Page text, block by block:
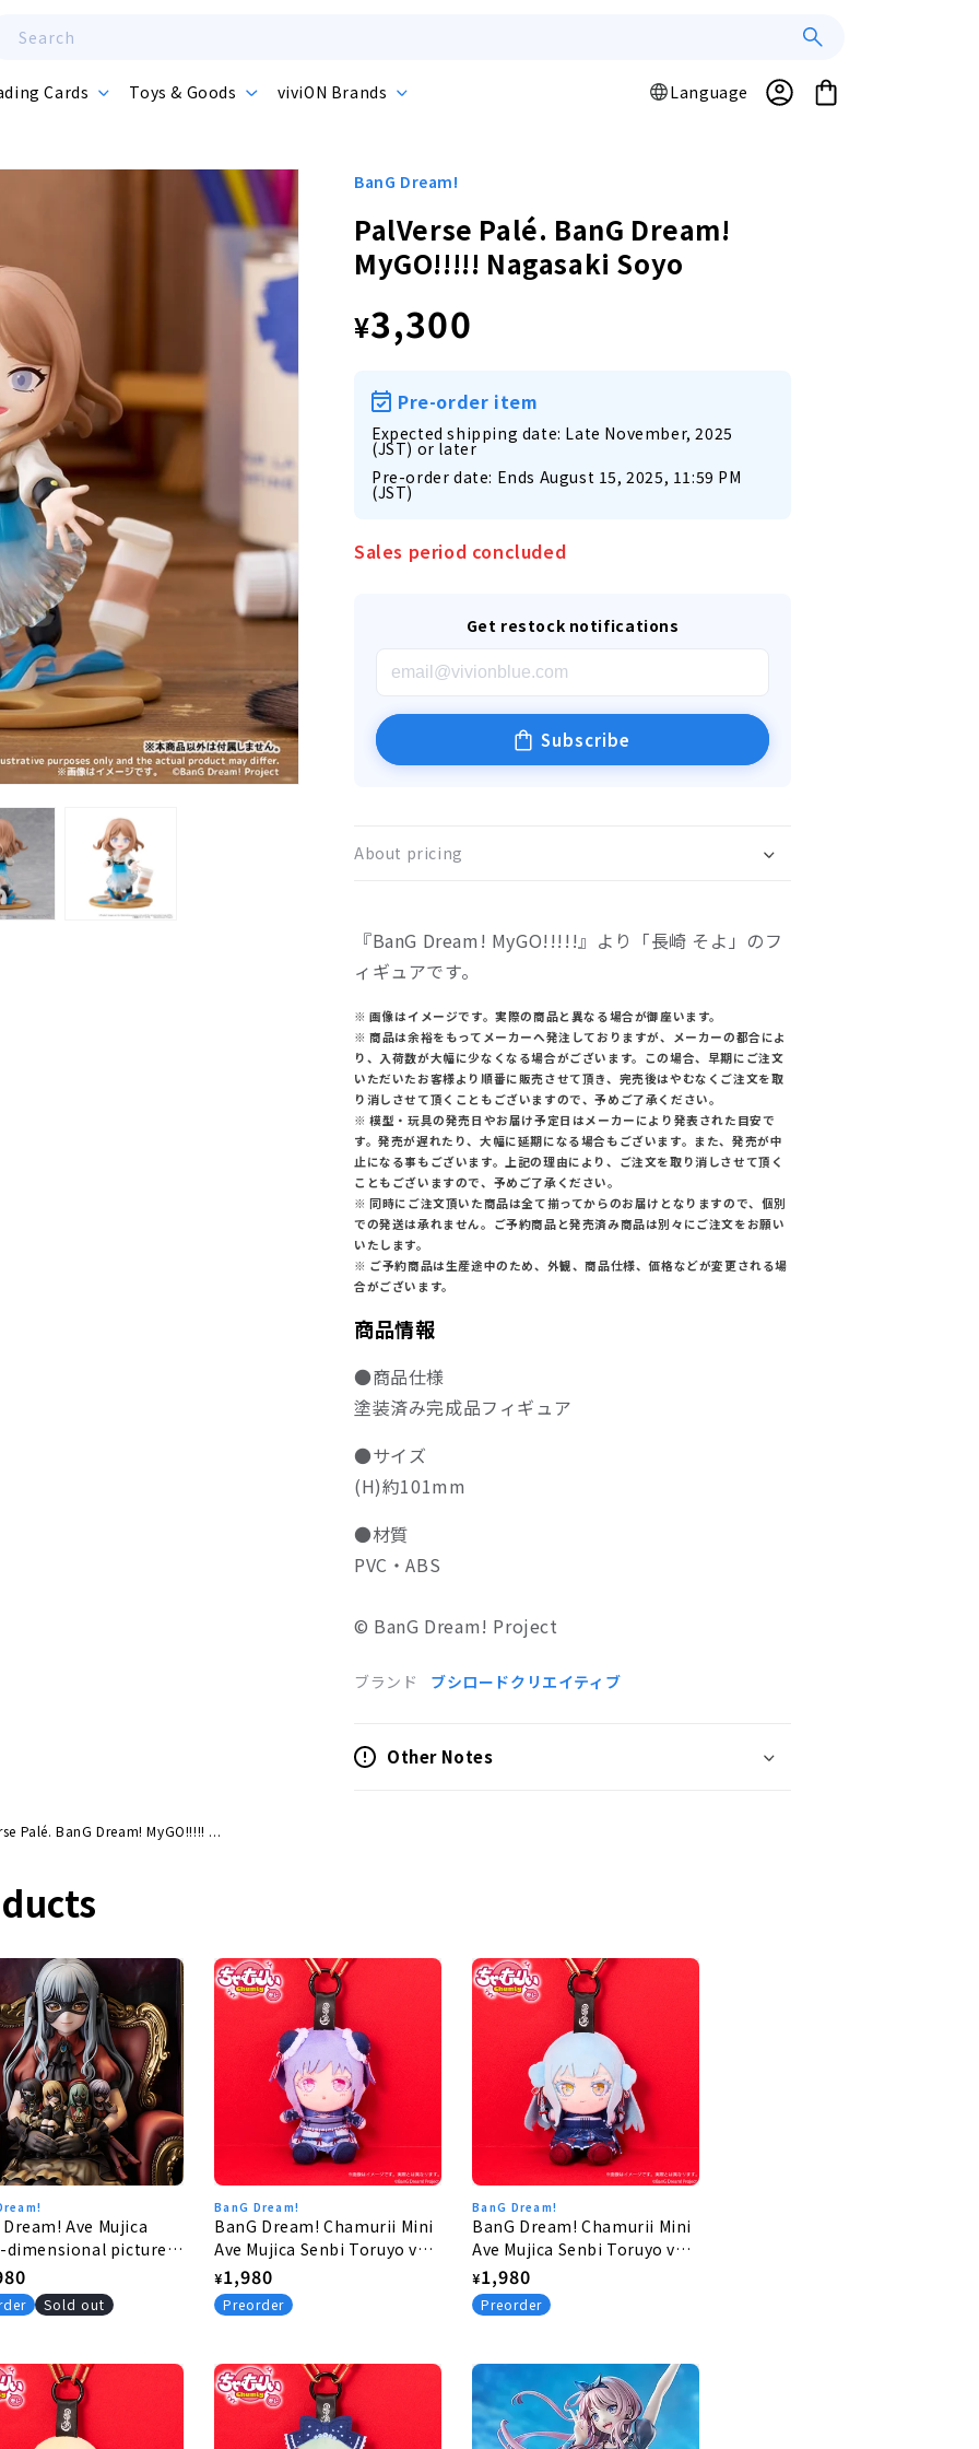
Search
Cards Toys & Goods viviON Brands
L
g
e
Language
Log
in
Cart
BanG Dream!
PalVerse Palé. BanG Dream!
MyGO!!!!! Nagasaki Soyo
Regular
¥3,300
Pre-order item
Expected shipping date: Late November, 2025
(JST) or later
Pre-order date: Ends August 15, 2025, 11:59 PM
(JST)
Sales period concluded
Get restock notifications
Subscribe
About pricing
『BanG Dream! MyGO!!!!!』より「長崎 そよ」のフ
ィギュアです。
※ 画像はイメージです。実際の商品と異なる場合が御座います。
※ 商品は余裕をもってメーカーへ発注しておりますが、メーカーの都合によ
り、入荷数が大幅に少なくなる場合がございます。この場合、早期にご注文
いただいたお客様より順番に販売させて頂き、完売後はやむなくご注文を取
り消しさせて頂くこともございますので、予めご了承ください。
※ 模型・玩具の発売日やお届け予定日はメーカーにより発表された目安で
す。発売が遅れたり、大幅に延期になる場合もございます。また、発売が中
止になる事もございます。上記の理由により、ご注文を取り消しさせて頂く
こともございますので、予めご了承ください。
※ 同時にご注文頂いた商品は全て揃ってからのお届けとなりますので、個別
での発送は承れません。ご予約商品と発売済み商品は別々にご注文をお願い
いたします。
※ ご予約商品は生産途中のため、外観、商品仕様、価格などが変更される場
合がございます。
商品情報
●商品仕様
塗装済み完成品フィギュア
●サイズ
(H)約101mm
●材質
PVC・ABS
© BanG Dream! Project
ブランド ブシロードクリエイティブ
Other Notes
Palé. BanG Dream! MyGO!!!!! ...
Dream! Ave Mujica
dimensional picture
Sold out
BanG Dream!
BanG Dream! Chamurii Mini
Ave Mujica Senbi Toruyo ver.
Amoris
Regular
price
¥1,980
Preorder
BanG Dream!
BanG Dream! Chamurii Mini
Ave Mujica Senbi Toruyo ver.
Oblibionis
Regular
price
¥1,980
Preorder